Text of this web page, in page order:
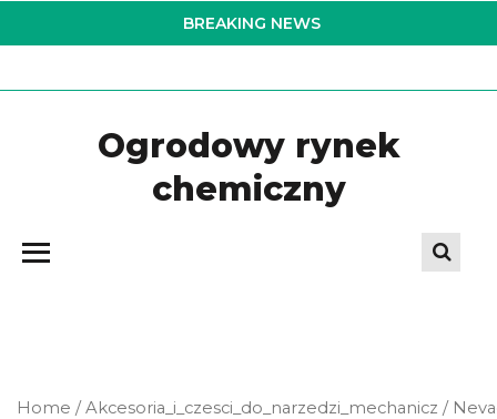
to
BREAKING NEWS
Ogrodowy rynek
chemiczny
Home /Akcesoria_i_czesci_do_narzedzi_mechanicz /